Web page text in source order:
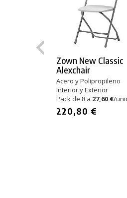
Zown New Classic
Alexchair
Acero y Polipropileno
Interior y Exterior
Pack de 8 a 27,60 €/
220,80 €